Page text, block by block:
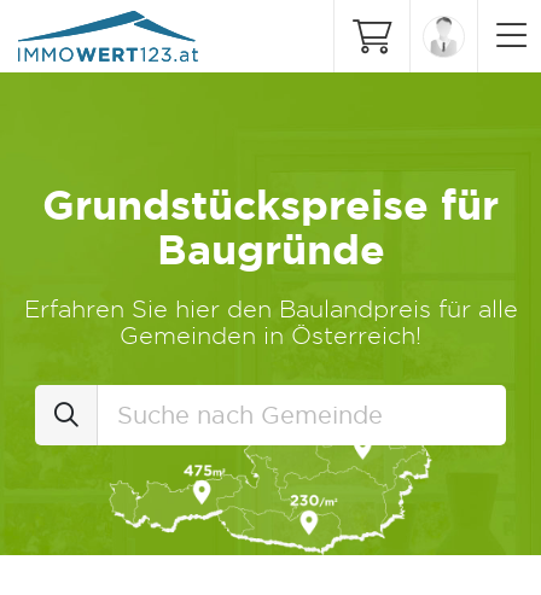
Grundstückspreise für
Baugründe
Erfahren Sie hier den Baulandpreis für alle
Gemeinden in Österreich!